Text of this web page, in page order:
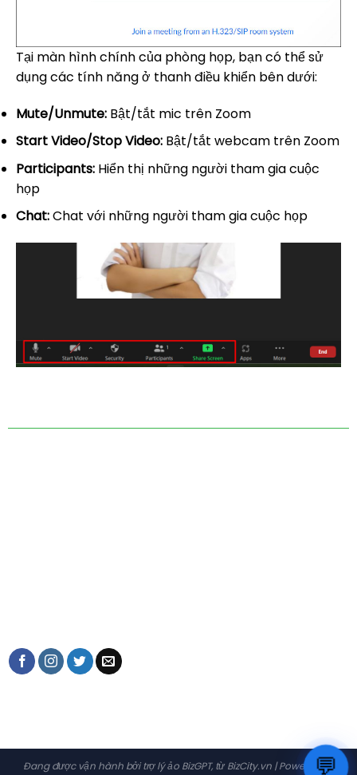
Tại màn hình chính của phòng họp, bạn có thể sử
dụng các tính năng ở thanh điều khiển bên dưới:
Mute/Unmute: Bật/tắt mic trên Zoom
Start Video/Stop Video: Bật/tắt webcam trên Zoom
Participants: Hiển thị những người tham gia cuộc
họp
Chat:Chat với những người tham gia cuộc họp
Đang được vận hành bởi trợ lý ảo BizGPT, từBizCity.vn | Powered by
💬